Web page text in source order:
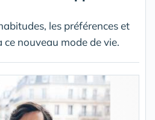
les préférences et
nouveau mode de vie.